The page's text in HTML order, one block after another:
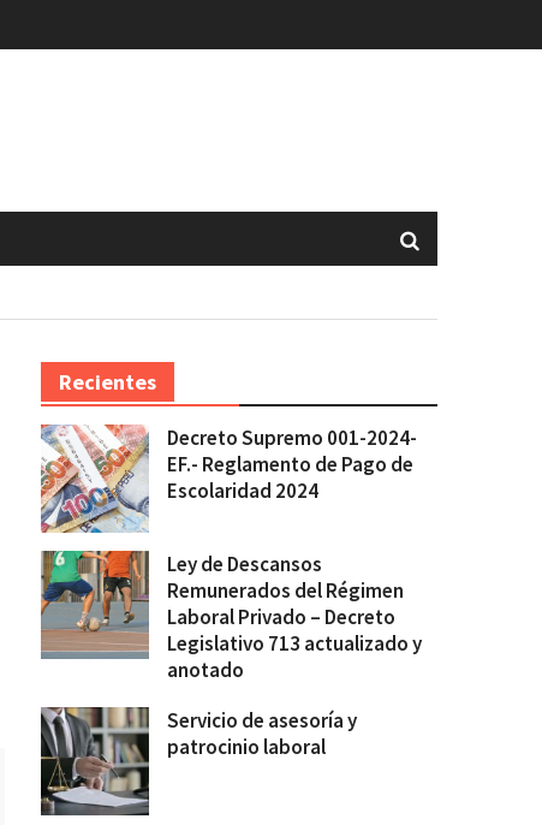
Recientes
Decreto Supremo 001-2024-
EF.- Reglamento de Pago de
Escolaridad 2024
Ley de Descansos
Remunerados del Régimen
Laboral Privado – Decreto
Legislativo 713 actualizado y
anotado
Servicio de asesoría y
patrocinio laboral